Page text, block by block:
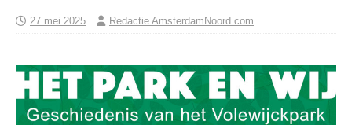
27 mei 2025 Redactie AmsterdamNoord com